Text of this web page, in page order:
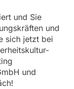
und Sie
und
sich jetzt bei
und